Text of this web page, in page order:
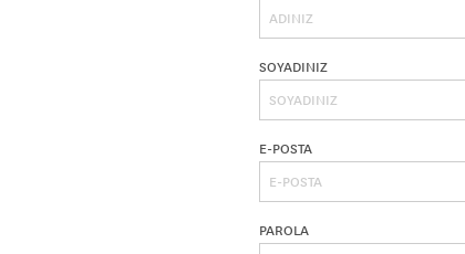
SOYADINIZ
E-POSTA
PAROLA